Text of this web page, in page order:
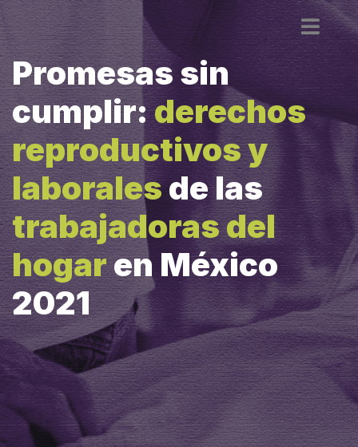
Promesas sin
cumplir:derechos
reproductivos y
laboralesde las
trabajadoras del
hogaren México
2021